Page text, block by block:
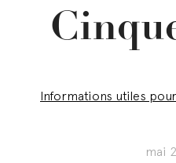
Informations utiles
mai